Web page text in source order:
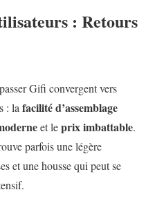
: Retours
Gifi convergent vers
: la facilité d’assemblage
et leprix imbattable.
parfois une légère
et une housse qui peut se